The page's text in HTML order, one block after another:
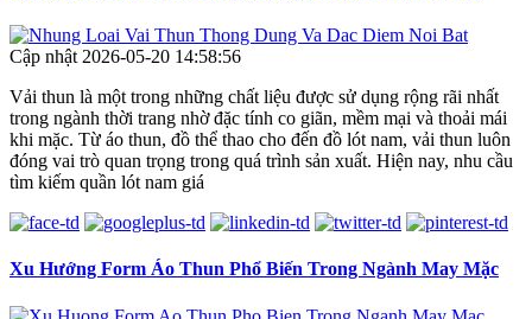
Cập nhật 2026-05-20 14:58:56
Vải thun là một trong những chất liệu được sử dụng rộng rãi nhất
trong ngành thời trang nhờ đặc tính co giãn, mềm mại và thoải mái
khi mặc. Từ áo thun, đồ thể thao cho đến đồ lót nam, vải thun luôn
đóng vai trò quan trọng trong quá trình sản xuất. Hiện nay, nhu cầu
tìm kiếm quần lót nam giá
Xu Hướng Form Áo Thun Phổ Biến Trong Ngành May Mặc